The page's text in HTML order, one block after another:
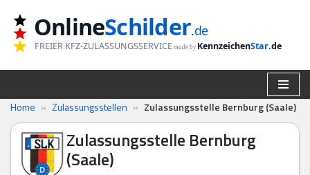
Zum
Inhalt
springen
OnlineSchilder.de
FREIER KFZ-ZULASSUNGSSERVICE made by KennzeichenStar.de
Home » Zulassungsstellen » Zulassungsstelle Bernburg (Saale)
Zulassungsstelle Bernburg
(Saale)